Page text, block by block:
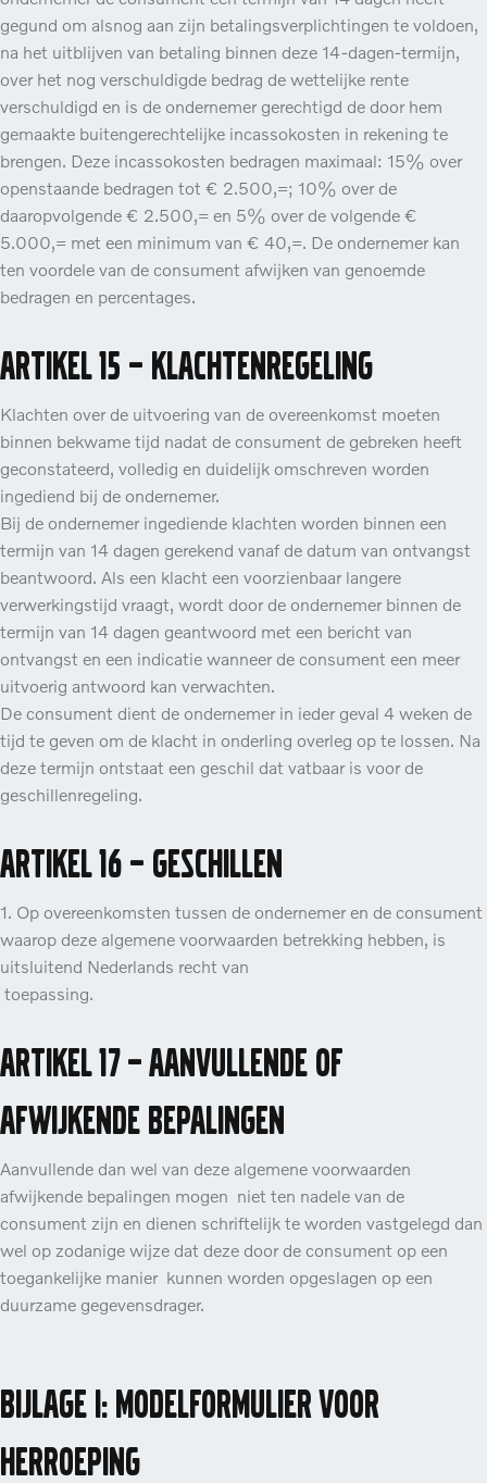
gegund om alsnog aan zijn betalingsverplichtingen te voldoen,
na het uitblijven van betaling binnen deze 14-dagen-termijn,
over het nog verschuldigde bedrag de wettelijke rente
verschuldigd en is de ondernemer gerechtigd de door hem
gemaakte buitengerechtelijke incassokosten in rekening te
brengen. Deze incassokosten bedragen maximaal: 15% over
openstaande bedragen tot € 2.500,=; 10% over de
daaropvolgende € 2.500,= en 5% over de volgende €
5.000,= met een minimum van € 40,=. De ondernemer kan
ten voordele van de consument afwijken van genoemde
bedragen en percentages.
Artikel 15 – Klachtenregeling
Klachten over de uitvoering van de overeenkomst moeten
binnen bekwame tijd nadat de consument de gebreken heeft
geconstateerd, volledig en duidelijk omschreven worden
ingediend bij de ondernemer.
Bij de ondernemer ingediende klachten worden binnen een
termijn van 14 dagen gerekend vanaf de datum van ontvangst
beantwoord. Als een klacht een voorzienbaar langere
verwerkingstijd vraagt, wordt door de ondernemer binnen de
termijn van 14 dagen geantwoord met een bericht van
ontvangst en een indicatie wanneer de consument een meer
uitvoerig antwoord kan verwachten.
De consument dient de ondernemer in ieder geval 4 weken de
tijd te geven om de klacht in onderling overleg op te lossen. Na
deze termijn ontstaat een geschil dat vatbaar is voor de
geschillenregeling.
Artikel 16 – Geschillen
1. Op overeenkomsten tussen de ondernemer en de consument
waarop deze algemene voorwaarden betrekking hebben, is
uitsluitend Nederlands recht van
toepassing.
Artikel 17 – Aanvullende of
afwijkende bepalingen
Aanvullende dan wel van deze algemene voorwaarden
afwijkende bepalingen mogen niet ten nadele van de
consument zijn en dienen schriftelijk te worden vastgelegd dan
wel op zodanige wijze dat deze door de consument op een
toegankelijke manier kunnen worden opgeslagen op een
duurzame gegevensdrager.
Bijlage I: Modelformulier voor
herroeping